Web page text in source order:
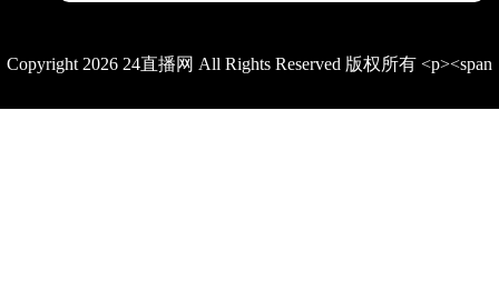
Copyright 2026 24直播网 All Rights Reserved 版权所有 <p><span